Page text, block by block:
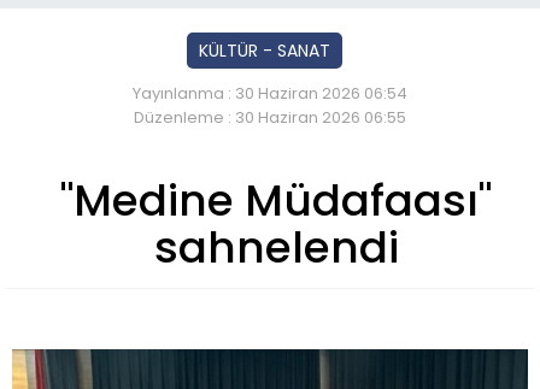
KÜLTÜR - SANAT
Yayınlanma : 30 Haziran 2026 06:54
Düzenleme : 30 Haziran 2026 06:55
"Medine Müdafaası"
sahnelendi